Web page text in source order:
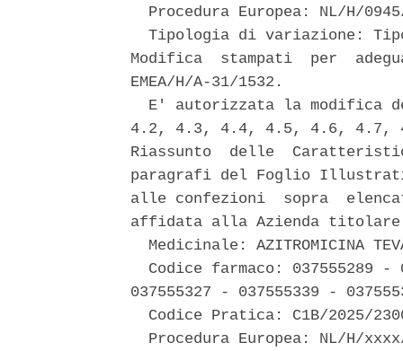
Procedura Europea: NL/H/
Tipologia di variazione:
Modifica  stampati  per
EMEA/H/A-31/1532.
E' autorizzata la modifica
4.2, 4.3, 4.4, 4.5, 4.6,
Riassunto  delle
paragrafi del Foglio
alle confezioni  sopra
affidata alla Azienda
Medicinale: AZITROMICINA
Codice farmaco: 037555289 -
037555327 - 037555339 -
Codice Pratica: C1B/2025/
Procedura Europea: NL/H/